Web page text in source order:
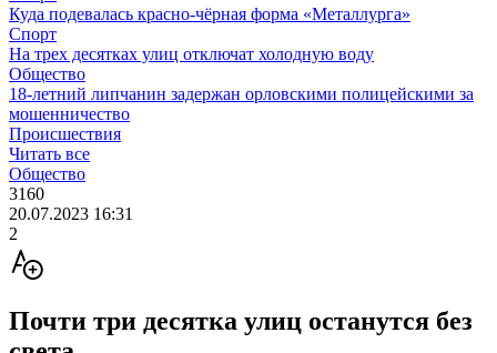
Куда подевалась красно-чёрная форма «Металлурга»
Спорт
На трех десятках улиц отключат холодную воду
Общество
18-летний липчанин задержан орловскими полицейскими за
мошенничество
Происшествия
Читать все
Общество
3160
20.07.2023 16:31
2
Почти три десятка улиц останутся без